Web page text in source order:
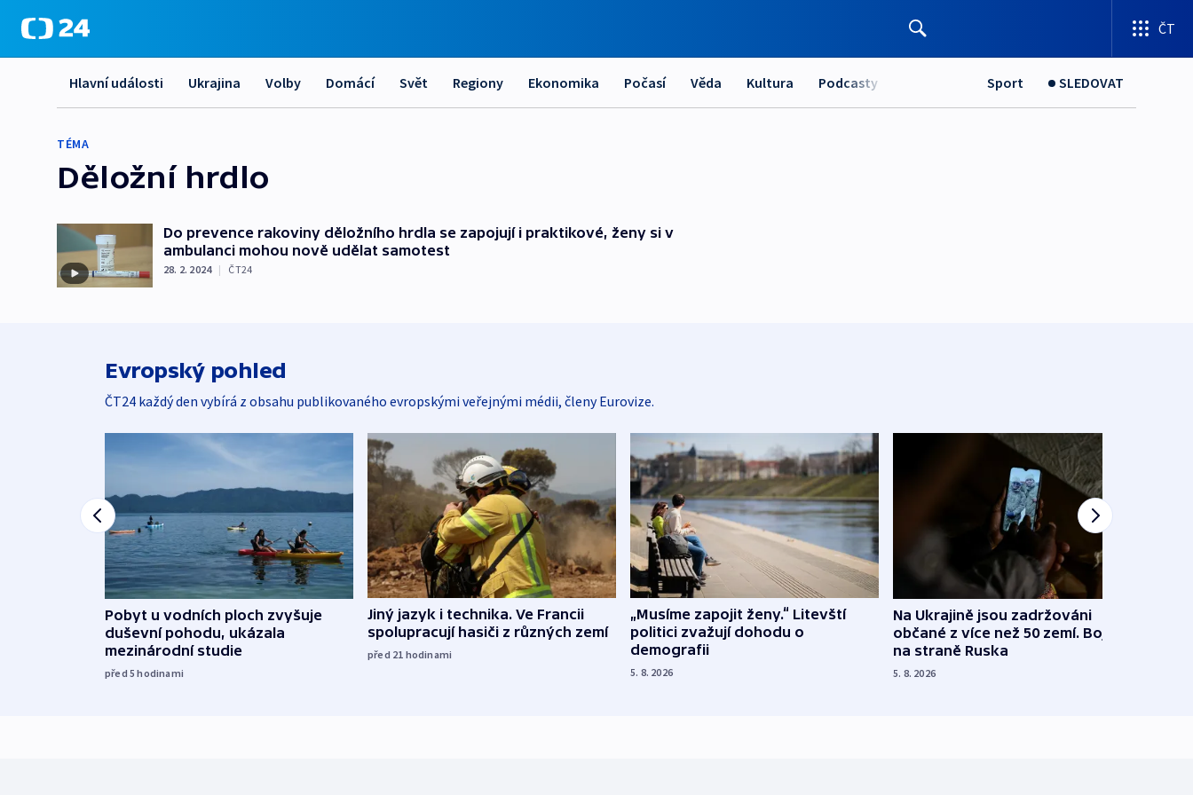
ČT
Hlavní události Ukrajina Volby Domácí Svět Regiony Ekonomika Počasí Věda Kultura Podcasty Sport SLEDOVAT
TÉMA
Děložní hrdlo
Do prevence rakoviny děložního hrdla se zapojují i praktikové, ženy si v
ambulanci mohou nově udělat samotest
28. 2. 2024 | ČT24
Evropský pohled
ČT24 každý den vybírá z obsahu publikovaného evropskými veřejnými médii, členy Eurovize.
Pobyt u vodních ploch zvyšuje
duševní pohodu, ukázala
mezinárodní studie
před 5hodinami
Jiný jazyk i technika. Ve Francii
spolupracují hasiči z různých zemí
před 21 hodinami
„Musíme zapojit ženy.“ Litevští
politici zvažují dohodu o
demografii
5. 8. 2026
Na Ukrajině jsou zadržováni
občané z více než 50 zemí. Bojovali
na straně Ruska
5. 8. 2026